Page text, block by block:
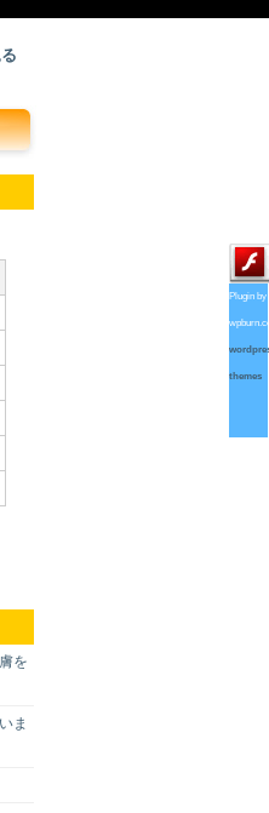
を
ま
Plugin by
themes